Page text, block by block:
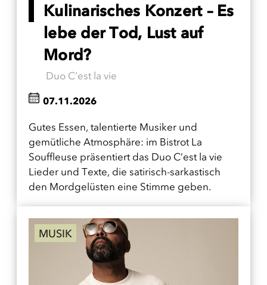
Kulinarisches Konzert – Es
lebe der Tod, Lust auf
Mord?
Duo C'est la vie
Gutes Essen, talentierte Musiker und
gemütliche Atmosphäre: im Bistrot La
Souffleuse präsentiert das Duo C’est la vie
Lieder und Texte, die satirisch-sarkastisch
den Mordgelüsten eine Stimme geben.
07.11.2026
MUSIK